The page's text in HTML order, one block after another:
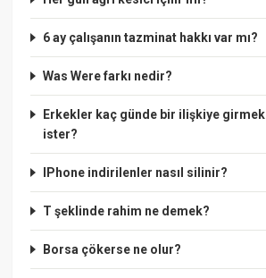
6 ay çalışanın tazminat hakkı var mı?
Was Were farkı nedir?
Erkekler kaç günde bir ilişkiye girmek
ister?
IPhone indirilenler nasıl silinir?
T şeklinde rahim ne demek?
Borsa çökerse ne olur?